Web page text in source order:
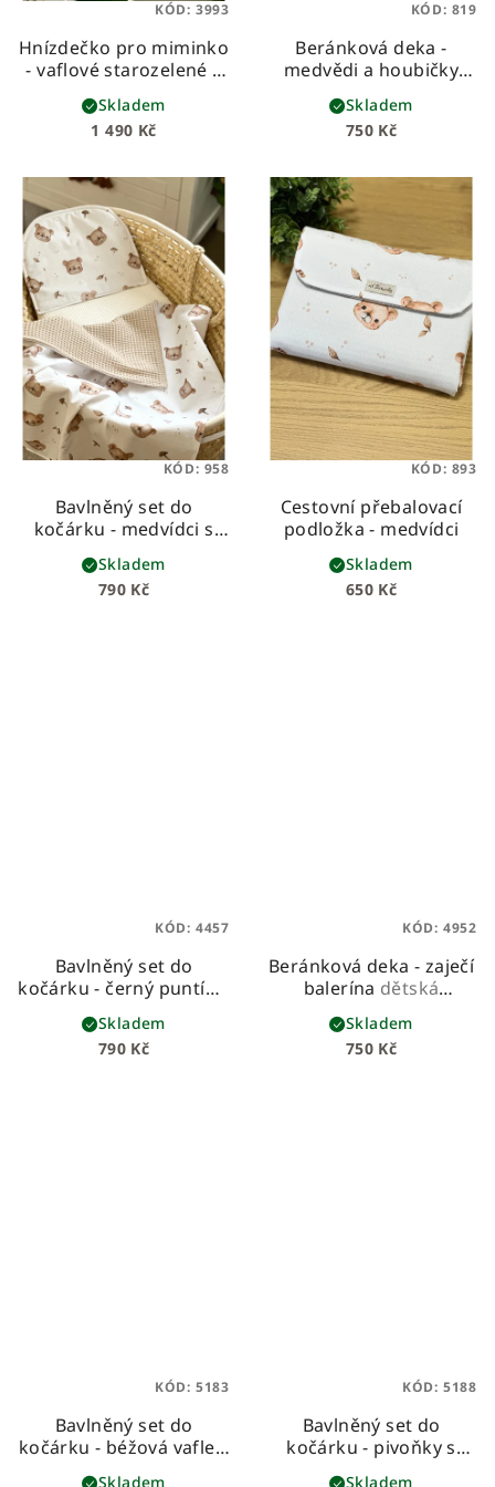
Hnízdečko pro miminko
- vaflové starozelené s
medvídky
1 490 Kč
Skladem
KÓD: 3993
Beránková deka -
medvědi a houbičky
dětská beránková deka
z prémiové bavlny a
hebkého beránka
750 Kč
Skladem
KÓD: 819
Bavlněný set do
kočárku - medvídci s
béžovou vaflí
790 Kč
Skladem
KÓD: 958
Cestovní přebalovací
podložka - medvídci
650 Kč
Skladem
KÓD: 893
Bavlněný set do
kočárku - černý puntík s
béžovou vaflí
790 Kč
Skladem
KÓD: 4457
Beránková deka - zaječí
balerína dětská
beránková deka z
prémiové bavlny a
hebkého beránka
750 Kč
Skladem
KÓD: 4952
Bavlněný set do
kočárku - béžová vafle s
mušelínem se zlatými
Skladem
KÓD: 5183
Bavlněný set do
kočárku - pivoňky s
růžovým mušelínem
Skladem
KÓD: 5188